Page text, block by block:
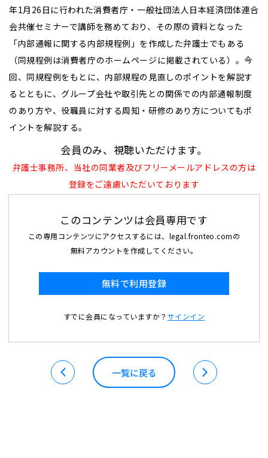
年1月26日に行われた消費者庁・一般社団法人日本経済団体連合
会共催セミナーで講師を務めており、その際の資料となった
「内部通報に関する内部規程例」を作成した弁護士でもある
（同規程例は消費者庁のホームページに掲載されている）。今
回、同規程例をもとに、内部規程の見直しのポイントを解説す
るとともに、グループ会社や取引先との関係での内部通報制度
のあり方や、役職員に対する周知・研修のあり方についてもポ
イントを解説する。
会員のみ、視聴いただけます。
弁護士事務所、当社の同業者及びフリーメールアドレスの方は
登録をご遠慮いただいております
このコンテンツは会員専用です
この専用コンテンツにアクセスするには、legal.fronteo.comの
無料アカウントを作成してください。
無料で利用登録
すでに会員になっていますか？ サインイン
一覧に戻る